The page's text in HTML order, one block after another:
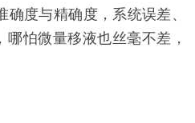
度与精确度，系统误差、
怕微量移液也丝毫不差，